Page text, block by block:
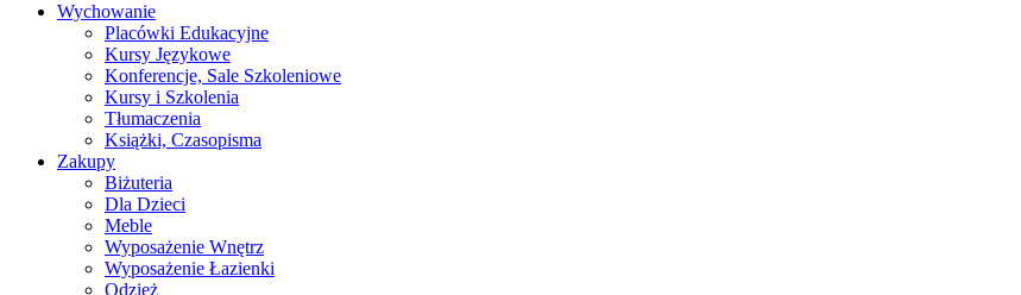
Wychowanie
Placówki Edukacyjne
Kursy Językowe
Konferencje, Sale Szkoleniowe
Kursy i Szkolenia
Tłumaczenia
Książki, Czasopisma
Zakupy
Biżuteria
Dla Dzieci
Meble
Wyposażenie Wnętrz
Wyposażenie Łazienki
Odzież